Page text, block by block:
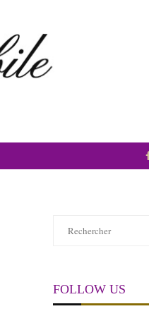
FOLLOW US